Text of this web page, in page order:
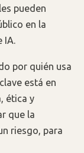
pueden
en la
IA.
por quién usa
está en
ética y
que la
riesgo, para